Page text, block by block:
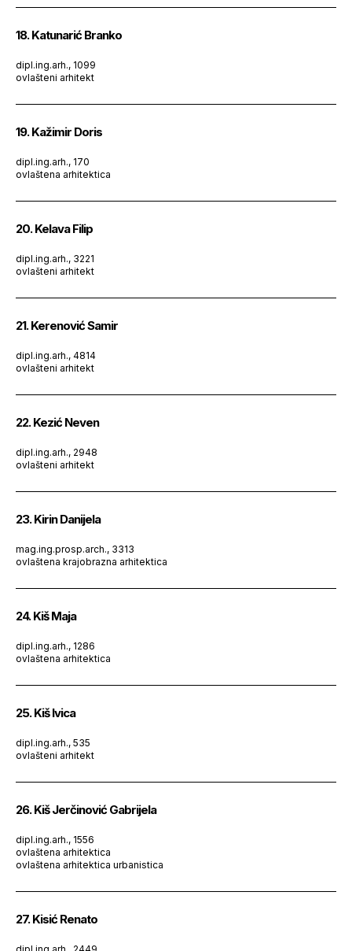
18. Katunarić Branko
dipl.ing.arh., 1099
ovlašteni arhitekt
19. Kažimir Doris
dipl.ing.arh., 170
ovlaštena arhitektica
20. Kelava Filip
dipl.ing.arh., 3221
ovlašteni arhitekt
21. Kerenović Samir
dipl.ing.arh., 4814
ovlašteni arhitekt
22. Kezić Neven
dipl.ing.arh., 2948
ovlašteni arhitekt
23. Kirin Danijela
mag.ing.prosp.arch., 3313
ovlaštena krajobrazna arhitektica
24. Kiš Maja
dipl.ing.arh., 1286
ovlaštena arhitektica
25. Kiš Ivica
dipl.ing.arh., 535
ovlašteni arhitekt
26. Kiš Jerčinović Gabrijela
dipl.ing.arh., 1556
ovlaštena arhitektica
ovlaštena arhitektica urbanistica
27. Kisić Renato